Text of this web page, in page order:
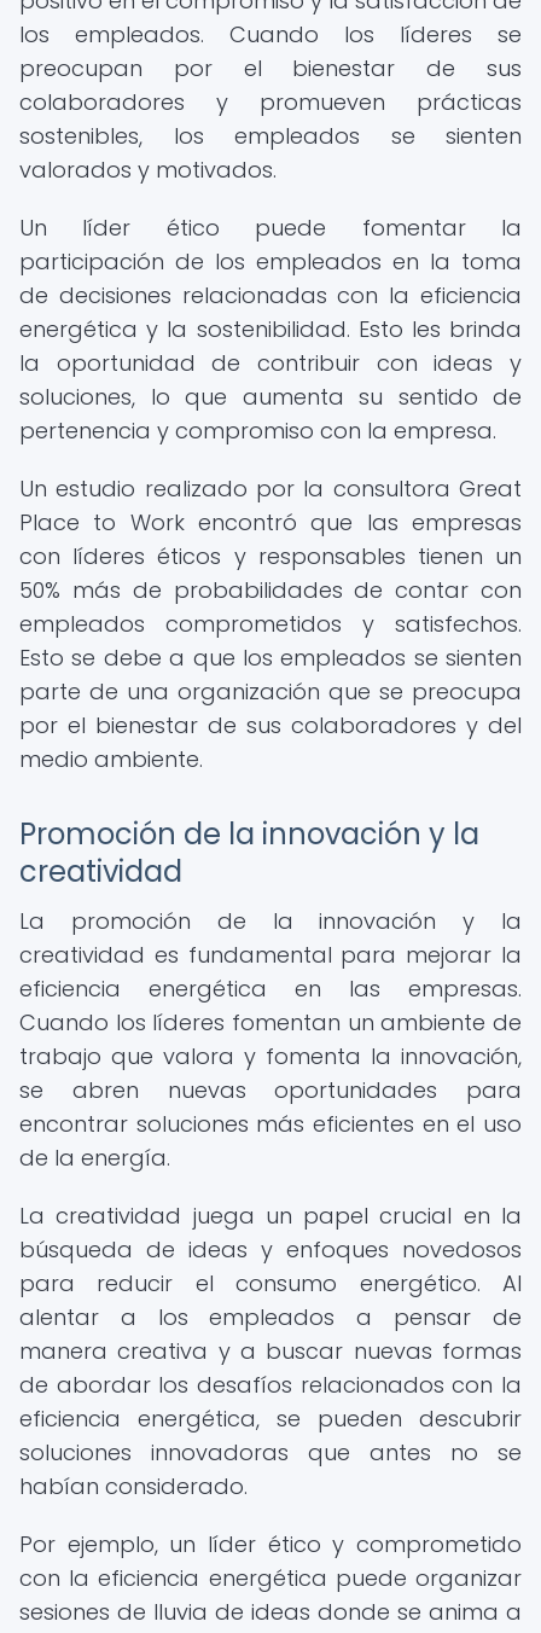
los empleados. Cuando los líderes se
preocupan por el bienestar de sus
colaboradores y promueven prácticas
sostenibles, los empleados se sienten
valorados y motivados.
Un líder ético puede fomentar la
participación de los empleados en la toma
de decisiones relacionadas con la eficiencia
energética y la sostenibilidad. Esto les brinda
la oportunidad de contribuir con ideas y
soluciones, lo que aumenta su sentido de
pertenencia y compromiso con la empresa.
Un estudio realizado por la consultora Great
Place to Work encontró que las empresas
con líderes éticos y responsables tienen un
50% más de probabilidades de contar con
empleados comprometidos y satisfechos.
Esto se debe a que los empleados se sienten
parte de una organización que se preocupa
por el bienestar de sus colaboradores y del
medio ambiente.
Promoción de la innovación y la
creatividad
La promoción de la innovación y la
creatividad es fundamental para mejorar la
eficiencia energética en las empresas.
Cuando los líderes fomentan un ambiente de
trabajo que valora y fomenta la innovación,
se abren nuevas oportunidades para
encontrar soluciones más eficientes en el uso
de la energía.
La creatividad juega un papel crucial en la
búsqueda de ideas y enfoques novedosos
para reducir el consumo energético. Al
alentar a los empleados a pensar de
manera creativa y a buscar nuevas formas
de abordar los desafíos relacionados con la
eficiencia energética, se pueden descubrir
soluciones innovadoras que antes no se
habían considerado.
Por ejemplo, un líder ético y comprometido
con la eficiencia energética puede organizar
sesiones de lluvia de ideas donde se anima a